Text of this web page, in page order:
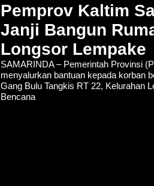
Pemprov Kaltim
Janji Bangun
Longsor Lempake
SAMARINDA – Pemerintah Provinsi
menyalurkan bantuan kepada korban
Gang Bulu Tangkis RT 22, Kelurahan
Bencana